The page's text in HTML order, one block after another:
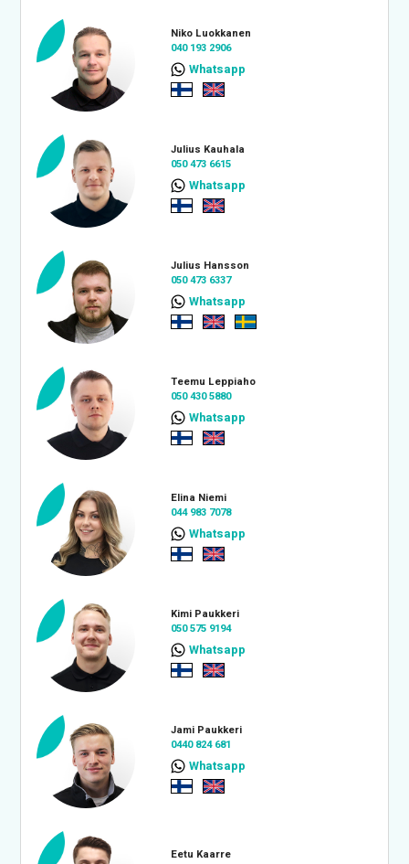
Niko Luokkanen
040 193 2906
Whatsapp
Julius Kauhala
050 473 6615
Whatsapp
Julius Hansson
050 473 6337
Whatsapp
Teemu Leppiaho
050 430 5880
Whatsapp
Elina Niemi
044 983 7078
Whatsapp
Kimi Paukkeri
050 575 9194
Whatsapp
Jami Paukkeri
0440 824 681
Whatsapp
Eetu Kaarre